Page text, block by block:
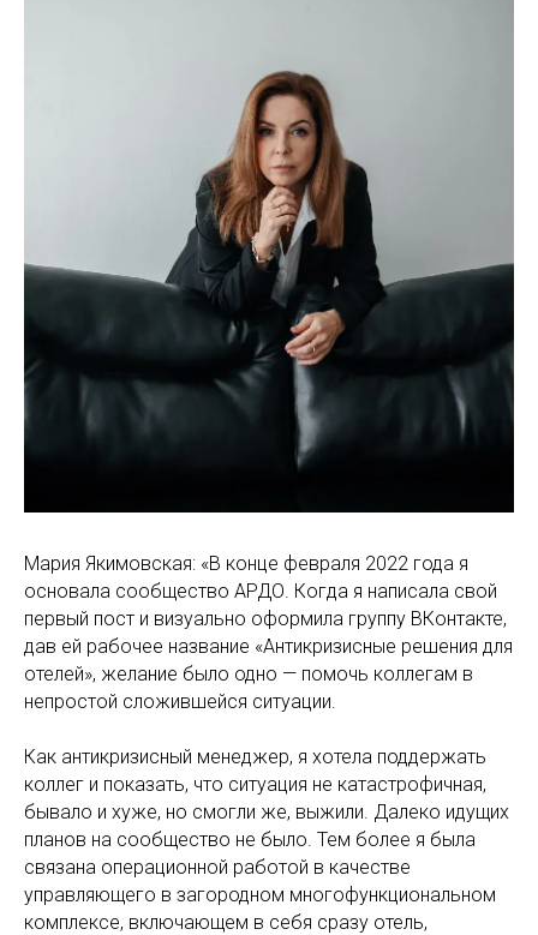
Мария Якимовская: «В конце февраля 2022 года я
основала сообщество АРДО. Когда я написала свой
первый пост и визуально оформила группу ВКонтакте,
дав ей рабочее название «Антикризисные решения для
отелей», желание было одно — помочь коллегам в
непростой сложившейся ситуации.
Как антикризисный менеджер, я хотела поддержать
коллег и показать, что ситуация не катастрофичная,
бывало и хуже, но смогли же, выжили. Далеко идущих
планов на сообщество не было. Тем более я была
связана операционной работой в качестве
управляющего в загородном многофункциональном
комплексе, включающем в себя сразу отель,